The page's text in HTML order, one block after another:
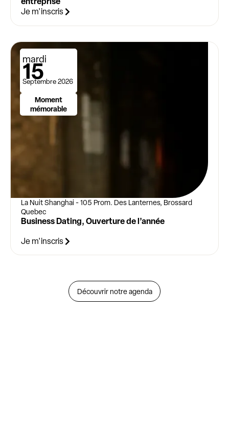
Je m'inscris
mardi
15
Septembre 2026
Moment
mémorable
La Nuit Shanghai - 105 Prom. Des Lanternes, Brossard
Quebec
Business Dating, Ouverture de l’année
Je m'inscris
Découvrir notre agenda